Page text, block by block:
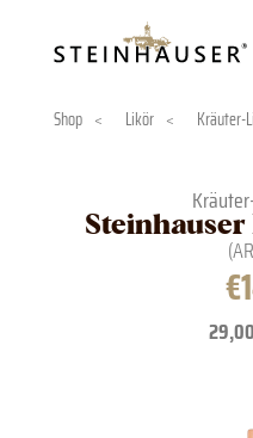
Shop < Likör < Kräuter-
€